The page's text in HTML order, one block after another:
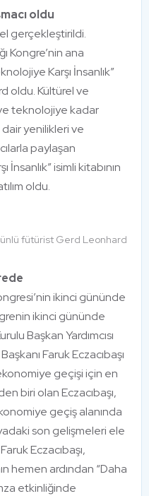
oldu
gerçekleştirildi.
Kongre’nin ana
Karşı İnsanlık”
oldu. Kültürel ve
teknolojiye kadar
yenilikleri ve
paylaşan
İnsanlık” isimli kitabının
oldu.
fütürist Gerd Leonhard
ikinci gününde
ikinci gününde
Başkan Yardımcısı
Faruk Eczacıbaşı
geçişi için en
biri olan Eczacıbaşı,
geçiş alanında
son gelişmeleri ele
Eczacıbaşı,
hemen ardından “Daha
etkinliğinde